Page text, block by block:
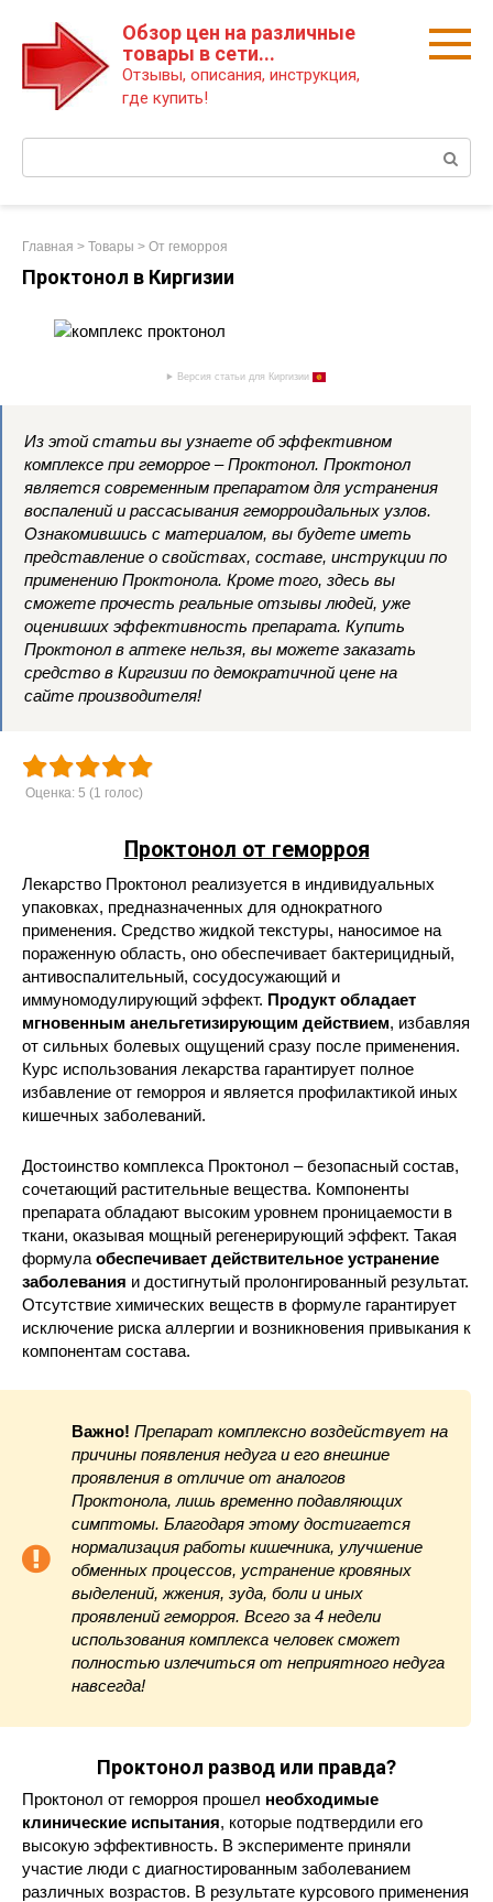
Обзор цен на различные
товары в сети...
Отзывы, описания, инструкция,
где купить!
Главная > Товары > От геморроя
Проктонол в Киргизии
Версия статьи для Киргизии
Из этой статьи вы узнаете об эффективном
комплексе при геморрое – Проктонол. Проктонол
является современным препаратом для устранения
воспалений и рассасывания геморроидальных узлов.
Ознакомившись с материалом, вы будете иметь
представление о свойствах, составе, инструкции по
применению Проктонола. Кроме того, здесь вы
сможете прочесть реальные отзывы людей, уже
оценивших эффективность препарата. Купить
Проктонол в аптеке нельзя, вы можете заказать
средство в Киргизии по демократичной цене на
сайте производителя!
Оценка: 5 (1 голос)
Проктонол от геморроя
Лекарство Проктонол реализуется в индивидуальных
упаковках, предназначенных для однократного
применения. Средство жидкой текстуры, наносимое на
пораженную область, оно обеспечивает бактерицидный,
антивоспалительный, сосудосужающий и
иммуномодулирующий эффект. Продукт обладает
мгновенным анельгетизирующим действием, избавляя
от сильных болевых ощущений сразу после применения.
Курс использования лекарства гарантирует полное
избавление от геморроя и является профилактикой иных
кишечных заболеваний.
Достоинство комплекса Проктонол – безопасный состав,
сочетающий растительные вещества. Компоненты
препарата обладают высоким уровнем проницаемости в
ткани, оказывая мощный регенерирующий эффект. Такая
формула обеспечивает действительное устранение
заболевания и достигнутый пролонгированный результат.
Отсутствие химических веществ в формуле гарантирует
исключение риска аллергии и возникновения привыкания к
компонентам состава.
Важно! Препарат комплексно воздействует на
причины появления недуга и его внешние
проявления в отличие от аналогов
Проктонола, лишь временно подавляющих
симптомы. Благодаря этому достигается
нормализация работы кишечника, улучшение
обменных процессов, устранение кровяных
выделений, жжения, зуда, боли и иных
проявлений геморроя. Всего за 4 недели
использования комплекса человек сможет
полностью излечиться от неприятного недуга
навсегда!
Проктонол развод или правда?
Проктонол от геморроя прошел необходимые
клинические испытания, которые подтвердили его
высокую эффективность. В эксперименте приняли
участие люди с диагностированным заболеванием
различных возрастов. В результате курсового применения